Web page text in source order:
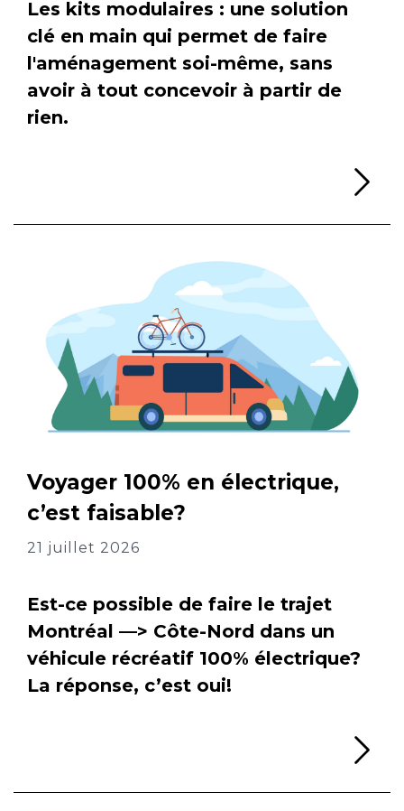
Les kits modulaires : une solution
clé en main qui permet de faire
l'aménagement soi-même, sans
avoir à tout concevoir à partir de
rien.
Voyager 100% en électrique,
c’est faisable?
21 juillet 2026
Est-ce possible de faire le trajet
Montréal —> Côte-Nord dans un
véhicule récréatif 100% électrique?
La réponse, c’est oui!